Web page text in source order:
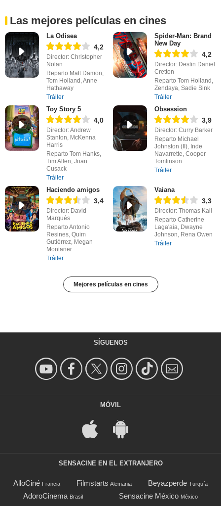
Las mejores películas en cines
La Odisea
4,2
Director: Christopher
Nolan
Reparto Matt Damon,
Tom Holland, Anne
Hathaway
Tráiler
Spider-Man: Brand
New Day
4,2
Director: Destin Daniel
Cretton
Reparto Tom Holland,
Zendaya, Sadie Sink
Tráiler
Toy Story 5
4,0
Director: Andrew
Stanton, McKenna
Harris
Reparto Tom Hanks,
Tim Allen, Joan
Cusack
Tráiler
Obsession
3,9
Director: Curry Barker
Reparto Michael
Johnston (II), Inde
Navarrette, Cooper
Tomlinson
Tráiler
Haciendo amigos
3,4
Director: David
Marqués
Reparto Antonio
Resines, Quim
Gutiérrez, Megan
Montaner
Tráiler
Vaiana
3,3
Director: Thomas Kail
Reparto Catherine
Laga'aia, Dwayne
Johnson, Rena Owen
Tráiler
Mejores películas en cines
SÍGUENOS
MÓVIL
SENSACINE EN EL EXTRANJERO
AlloCiné Francia Filmstarts Alemania Beyazperde Turquía
AdoroCinema Brasil Sensacine México México